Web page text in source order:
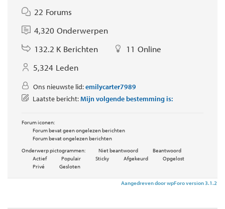
22 Forums
4,320 Onderwerpen
132.2 K Berichten 11 Online
5,324 Leden
Ons nieuwste lid:emilycarter7989
Laatste bericht:Mijn volgende bestemming is:
Forum iconen:
Forum bevat geen ongelezen berichten
Forum bevat ongelezen berichten
Onderwerp pictogrammen:
Niet beantwoord
Beantwoord
Actief
Populair Sticky Afgekeurd
Opgelost
Privé
Gesloten
Aangedreven door wpForo version 3.1.2